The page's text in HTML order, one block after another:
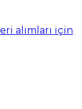
alımları için